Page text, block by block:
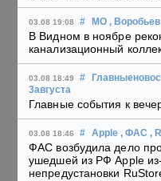
03.08 19:08 # МО , Воробьев
В Видном в ноябре
канализационный
03.08 18:49 #
3августа
Главные события к
03.08 18:46 # Apple , ФАС ,
ФАС возбудила дело
ушедшей из РФ Apple
непредустановки